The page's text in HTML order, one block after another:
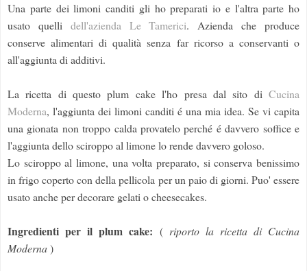
Una parte dei limoni canditi gli ho preparati io e l'altra parte ho
usato quelli dell'azienda Le Tamerici. Azienda che produce
conserve alimentari di qualità senza far ricorso a conservanti o
all'aggiunta di additivi.
La ricetta di questo plum cake l'ho presa dal sito di Cucina
Moderna, l'aggiunta dei limoni canditi é una mia idea. Se vi capita
una gionata non troppo calda provatelo perché é davvero soffice e
l'aggiunta dello sciroppo al limone lo rende davvero goloso.
Lo sciroppo al limone, una volta preparato, si conserva benissimo
in frigo coperto con della pellicola per un paio di giorni. Puo' essere
usato anche per decorare gelati o cheesecakes.
Ingredienti per il plum cake: ( riporto la ricetta di Cucina
Moderna)